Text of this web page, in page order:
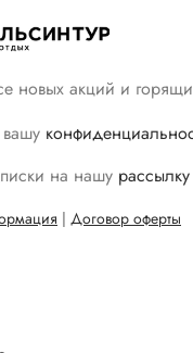
новых акций и
на нашу рассылку
| Договор оферты